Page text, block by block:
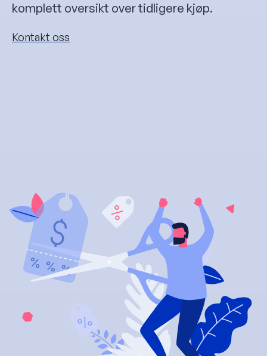
komplett oversikt over tidligere kjøp.
Kontakt oss